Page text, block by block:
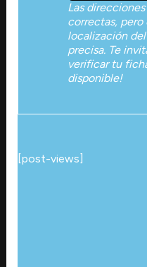
Las
correctas, pero
localización
precisa. Te
verificar tu
disponible!
[post-views]